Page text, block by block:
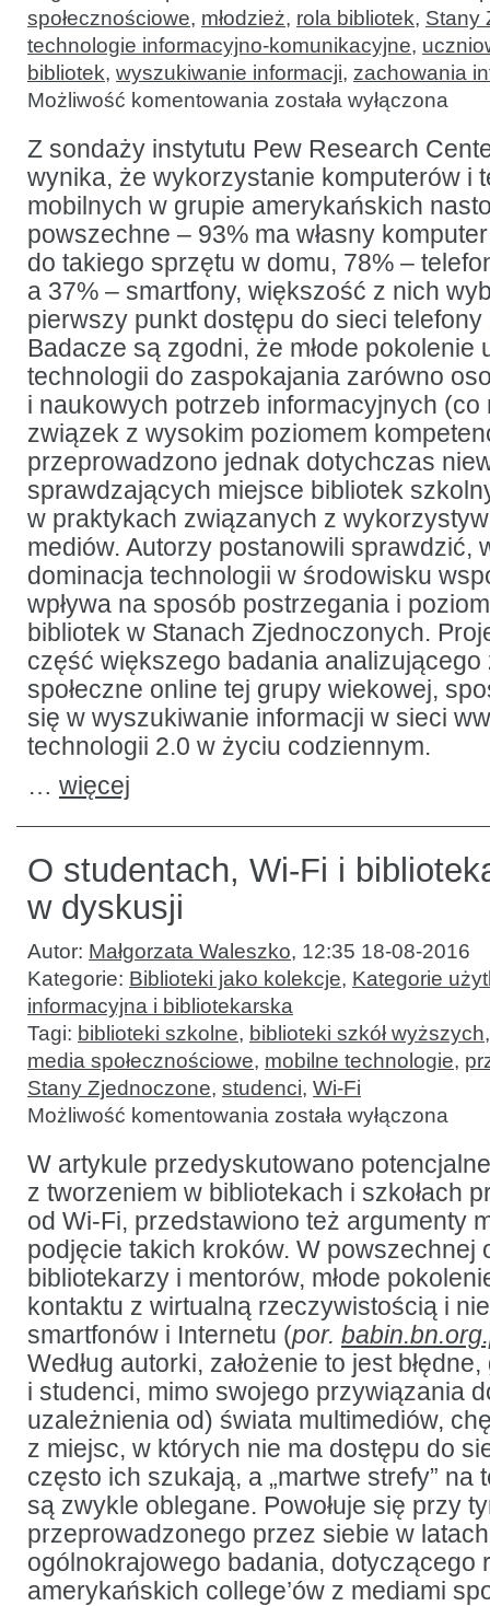
społecznościowe, młodzież, rola bibliotek, Stany
technologie informacyjno-komunikacyjne,
bibliotek, wyszukiwanie informacji, zachowania
Możliwość komentowania Nastolatetni
uczniowie,
a biblioteki:
niepewna
relacja
została wyłączona
Z sondaży instytutu Pew Research
wynika, że wykorzystanie komputerów i
mobilnych w grupie amerykańskich
powszechne – 93% ma własny
do takiego sprzętu w domu, 78% –
a 37% – smartfony, większość z nich
pierwszy punkt dostępu do sieci telefony
Badacze są zgodni, że młode pokolenie
technologii do zaspokajania zarówno
i naukowych potrzeb informacyjnych (co
związek z wysokim poziomem
przeprowadzono jednak dotychczas
sprawdzających miejsce bibliotek
w praktykach związanych z
mediów. Autorzy postanowili sprawdzić,
dominacja technologii w środowisku
wpływa na sposób postrzegania i
bibliotek w Stanach Zjednoczonych.
część większego badania analizującego
społeczne online tej grupy wiekowej,
się w wyszukiwanie informacji w sieci
technologii 2.0 w życiu codziennym.
… więcej
O studentach, Wi-Fi i
w dyskusji
Autor: Małgorzata Waleszko, 12:35 18-08-2016
Kategorie: Biblioteki jako kolekcje, Kategorie
informacyjna i bibliotekarska
Tagi: biblioteki szkolne, biblioteki szkół wyższych
media społecznościowe, mobilne technologie,
Stany Zjednoczone, studenci, Wi-Fi
Możliwość komentowania O
studentach,
Fi
i bibliotekach:
głos
została wyłączona
W artykule przedyskutowano
z tworzeniem w bibliotekach i szkołach
od Wi-Fi, przedstawiono też argumenty
podjęcie takich kroków. W powszechnej
bibliotekarzy i mentorów, młode
kontaktu z wirtualną rzeczywistością i
smartfonów i Internetu (por.
Według autorki, założenie to jest
i studenci, mimo swojego przywiązania
uzależnienia od) świata multimediów,
z miejsc, w których nie ma dostępu do
często ich szukają, a „martwe strefy” na
są zwykle oblegane. Powołuje się przy
przeprowadzonego przez siebie w
ogólnokrajowego badania, dotyczącego
amerykańskich college’ów z mediami